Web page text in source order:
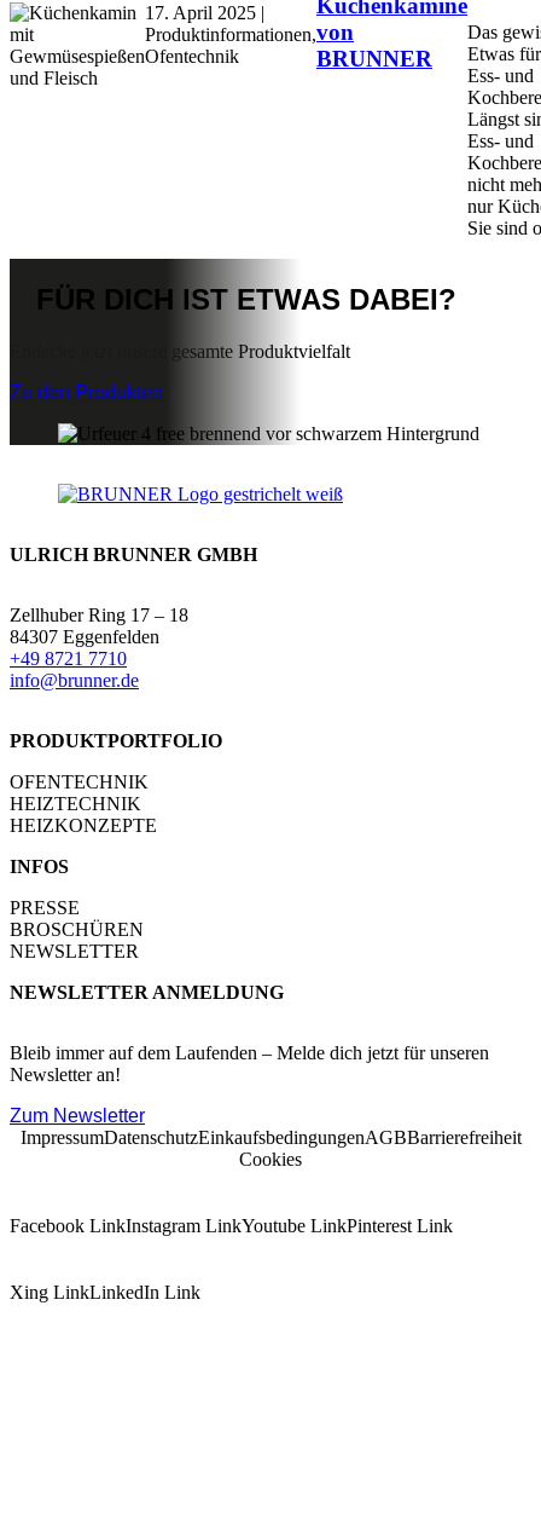
17. April 2025 |
Produktinformationen,
Ofentechnik
Küchenkamine
von
BRUNNER
Das
Etwas
Ess- und
Längst
Ess- und
nicht
nur
Sie sind
FÜR DICH IST ETWAS DABEI?
Endecke jetzt unsere gesamte Produktvielfalt
Zu den Produkten
ULRICH BRUNNER GMBH
Zellhuber Ring 17 – 18
84307 Eggenfelden
+49 8721 7710
info@brunner.de
PRODUKTPORTFOLIO
OFENTECHNIK
HEIZTECHNIK
HEIZKONZEPTE
INFOS
PRESSE
BROSCHÜREN
NEWSLETTER
NEWSLETTER ANMELDUNG
Bleib immer auf dem Laufenden – Melde dich jetzt für unseren
Newsletter an!
Zum Newsletter
ImpressumDatenschutzEinkaufsbedingungenAGBBarrierefreiheit
Cookies
Facebook LinkInstagram LinkYoutube LinkPinterest Link
Xing LinkLinkedIn Link